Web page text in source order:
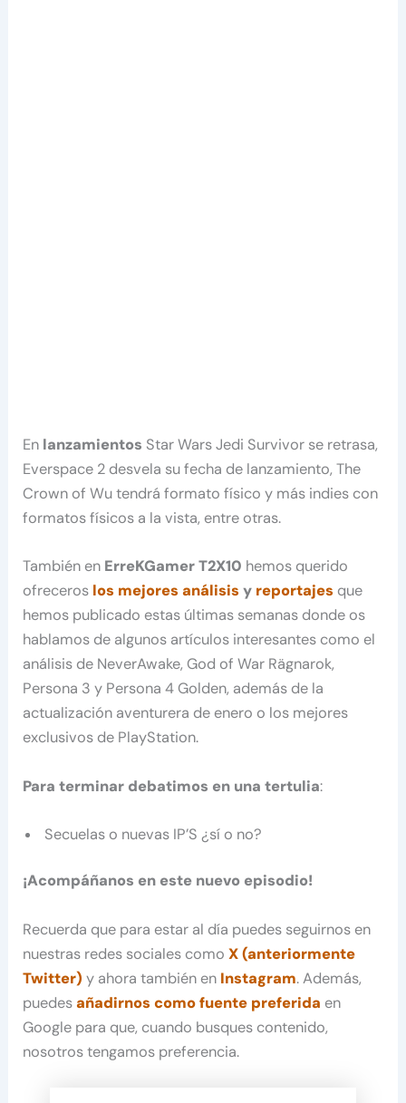
En lanzamientos Star Wars Jedi Survivor se retrasa,
Everspace 2 desvela su fecha de lanzamiento, The
Crown of Wu tendrá formato físico y más indies con
formatos físicos a la vista, entre otras.
También en ErreKGamer T2X10 hemos querido
ofreceros los mejores análisis y reportajes que
hemos publicado estas últimas semanas donde os
hablamos de algunos artículos interesantes como el
análisis de NeverAwake, God of War Rägnarok,
Persona 3 y Persona 4 Golden, además de la
actualización aventurera de enero o los mejores
exclusivos de PlayStation.
Para terminar debatimos en una tertulia:
Secuelas o nuevas IP’S ¿sí o no?
¡Acompáñanos en este nuevo episodio!
Recuerda que para estar al día puedes seguirnos en
nuestras redes sociales comoX (anteriormente
Twitter) y ahora también en Instagram. Además,
puedesañadirnos como fuente preferida en
Google para que, cuando busques contenido,
nosotros tengamos preferencia.